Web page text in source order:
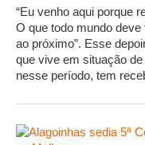
“Eu venho aqui porque
O que todo mundo
ao próximo”. Esse
que vive em situação
nesse período, tem